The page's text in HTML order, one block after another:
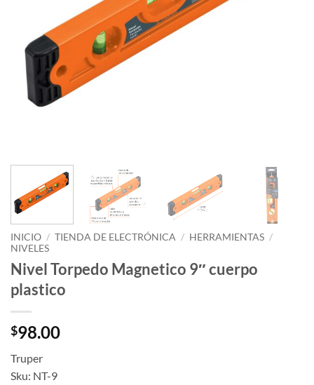
INICIO / TIENDA DE ELECTRÓNICA / HERRAMIENTAS /
NIVELES
Nivel Torpedo Magnetico 9″ cuerpo
plastico
$98.00
Truper
Sku: NT-9